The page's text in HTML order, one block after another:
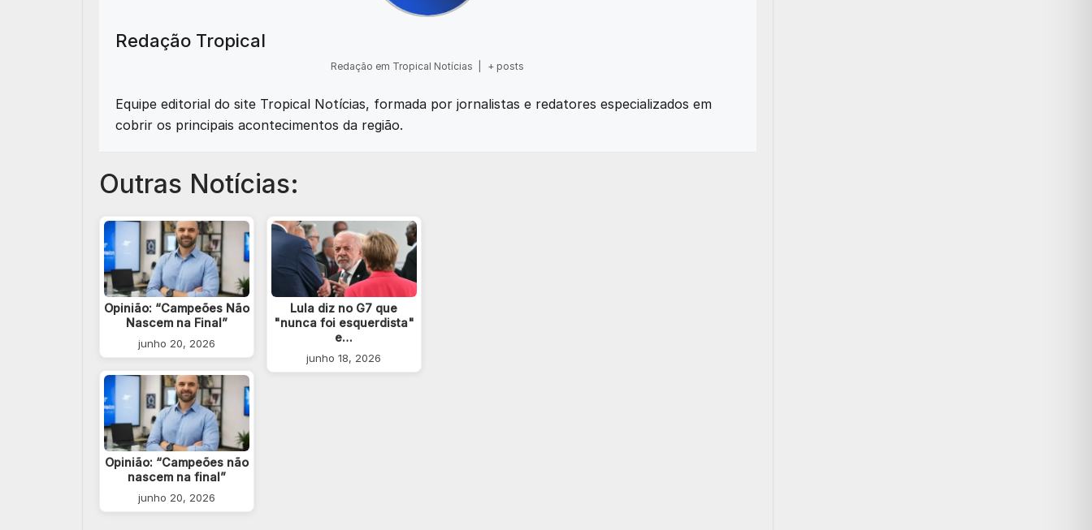
Redação Tropical
Redação em Tropical Notícias + posts
Equipe editorial do site Tropical Notícias, formada por jornalistas e redatores especializados em
cobrir os principais acontecimentos da região.
Outras Notícias:
Opinião: “Campeões Não
Nascem na Final”
junho 20, 2026
Opinião: “Campeões não
nascem na final”
junho 20, 2026
Lula diz no G7 que
"nunca foi esquerdista"
e…
junho 18, 2026